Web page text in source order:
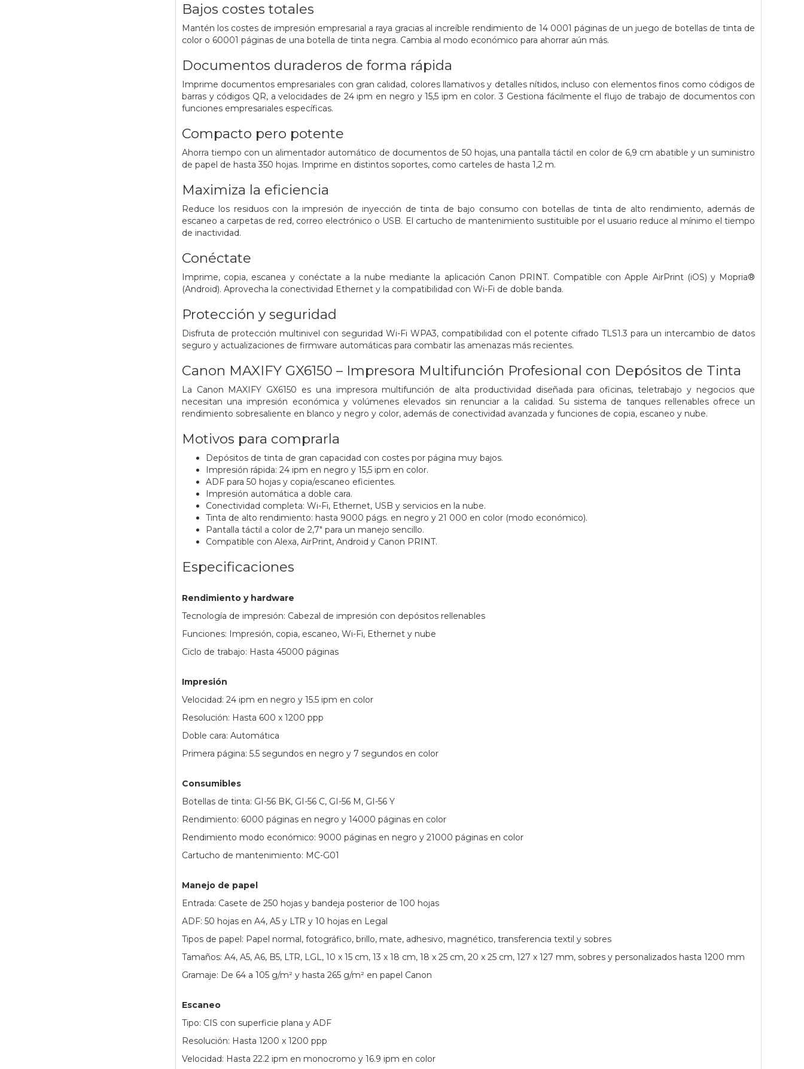
Bajos costes totales
Mantén los costes de impresión empresarial a raya gracias al increíble rendimiento de 14 0001 páginas de un juego de botellas de tinta de
color o 60001 páginas de una botella de tinta negra. Cambia al modo económico para ahorrar aún más.
Documentos duraderos de forma rápida
Imprime documentos empresariales con gran calidad, colores llamativos y detalles nítidos, incluso con elementos finos como códigos de
barras y códigos QR, a velocidades de 24 ipm en negro y 15,5 ipm en color. 3 Gestiona fácilmente el flujo de trabajo de documentos con
funciones empresariales específicas.
Compacto pero potente
Ahorra tiempo con un alimentador automático de documentos de 50 hojas, una pantalla táctil en color de 6,9 cm abatible y un suministro
de papel de hasta 350 hojas. Imprime en distintos soportes, como carteles de hasta 1,2 m.
Maximiza la eficiencia
Reduce los residuos con la impresión de inyección de tinta de bajo consumo con botellas de tinta de alto rendimiento, además de
escaneo a carpetas de red, correo electrónico o USB. El cartucho de mantenimiento sustituible por el usuario reduce al mínimo el tiempo
de inactividad.
Conéctate
Imprime, copia, escanea y conéctate a la nube mediante la aplicación Canon PRINT. Compatible con Apple AirPrint (iOS) y Mopria®
(Android). Aprovecha la conectividad Ethernet y la compatibilidad con Wi-Fi de doble banda.
Protección y seguridad
Disfruta de protección multinivel con seguridad Wi-Fi WPA3, compatibilidad con el potente cifrado TLS1.3 para un intercambio de datos
seguro y actualizaciones de firmware automáticas para combatir las amenazas más recientes.
Canon MAXIFY GX6150 – Impresora Multifunción Profesional con Depósitos de Tinta
La Canon MAXIFY GX6150 es una impresora multifunción de alta productividad diseñada para oficinas, teletrabajo y negocios que
necesitan una impresión económica y volúmenes elevados sin renunciar a la calidad. Su sistema de tanques rellenables ofrece un
rendimiento sobresaliente en blanco y negro y color, además de conectividad avanzada y funciones de copia, escaneo y nube.
Motivos para comprarla
Depósitos de tinta de gran capacidad con costes por página muy bajos.
Impresión rápida: 24 ipm en negro y 15,5 ipm en color.
ADF para 50 hojas y copia/escaneo eficientes.
Impresión automática a doble cara.
Conectividad completa: Wi-Fi, Ethernet, USB y servicios en la nube.
Tinta de alto rendimiento: hasta 9000 págs. en negro y 21 000 en color (modo económico).
Pantalla táctil a color de 2,7" para un manejo sencillo.
Compatible con Alexa, AirPrint, Android y Canon PRINT.
Especificaciones
Rendimiento y hardware
Tecnología de impresión: Cabezal de impresión con depósitos rellenables
Funciones: Impresión, copia, escaneo, Wi-Fi, Ethernet y nube
Ciclo de trabajo: Hasta 45000 páginas
Impresión
Velocidad: 24 ipm en negro y 15.5 ipm en color
Resolución: Hasta 600 x 1200 ppp
Doble cara: Automática
Primera página: 5.5 segundos en negro y 7 segundos en color
Consumibles
Botellas de tinta: GI-56 BK, GI-56 C, GI-56 M, GI-56 Y
Rendimiento: 6000 páginas en negro y 14000 páginas en color
Rendimiento modo económico: 9000 páginas en negro y 21000 páginas en color
Cartucho de mantenimiento: MC-G01
Manejo de papel
Entrada: Casete de 250 hojas y bandeja posterior de 100 hojas
ADF: 50 hojas en A4, A5 y LTR y 10 hojas en Legal
Tipos de papel: Papel normal, fotográfico, brillo, mate, adhesivo, magnético, transferencia textil y sobres
Tamaños: A4, A5, A6, B5, LTR, LGL, 10 x 15 cm, 13 x 18 cm, 18 x 25 cm, 20 x 25 cm, 127 x 127 mm, sobres y personalizados hasta 1200 mm
Gramaje: De 64 a 105 g/m² y hasta 265 g/m² en papel Canon
Escaneo
Tipo: CIS con superficie plana y ADF
Resolución: Hasta 1200 x 1200 ppp
Velocidad: Hasta 22.2 ipm en monocromo y 16.9 ipm en color